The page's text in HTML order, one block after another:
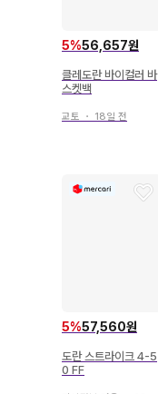
5%56,657원
클레도란 바이컬러 바
스켓백
교토 ・ 18일 전
5%57,560원
도란 스트라이크 4-5
0 FF